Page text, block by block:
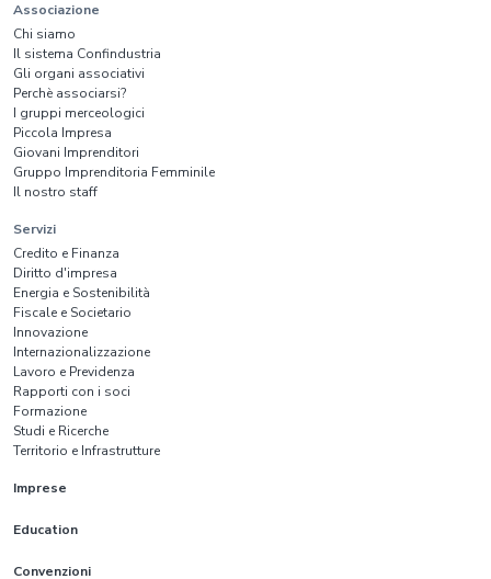
Associazione
Chi siamo
Il sistema Confindustria
Gli organi associativi
Perchè associarsi?
I gruppi merceologici
Piccola Impresa
Giovani Imprenditori
Gruppo Imprenditoria Femminile
Il nostro staff
Servizi
Credito e Finanza
Diritto d'impresa
Energia e Sostenibilità
Fiscale e Societario
Innovazione
Internazionalizzazione
Lavoro e Previdenza
Rapporti con i soci
Formazione
Studi e Ricerche
Territorio e Infrastrutture
Imprese
Education
Convenzioni